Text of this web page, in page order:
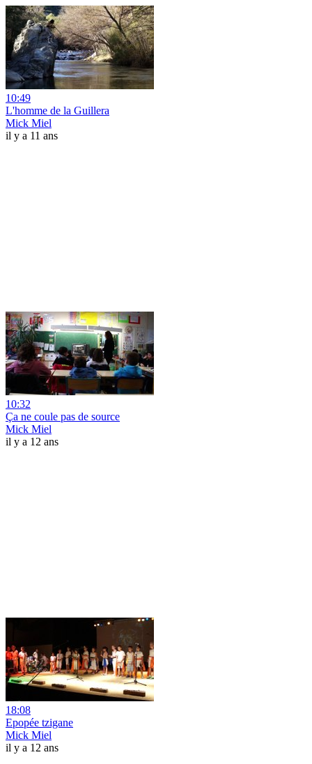
10:49
L'homme de la Guillera
Mick Miel
il y a 11 ans
10:32
Ça ne coule pas de source
Mick Miel
il y a 12 ans
18:08
Epopée tzigane
Mick Miel
il y a 12 ans